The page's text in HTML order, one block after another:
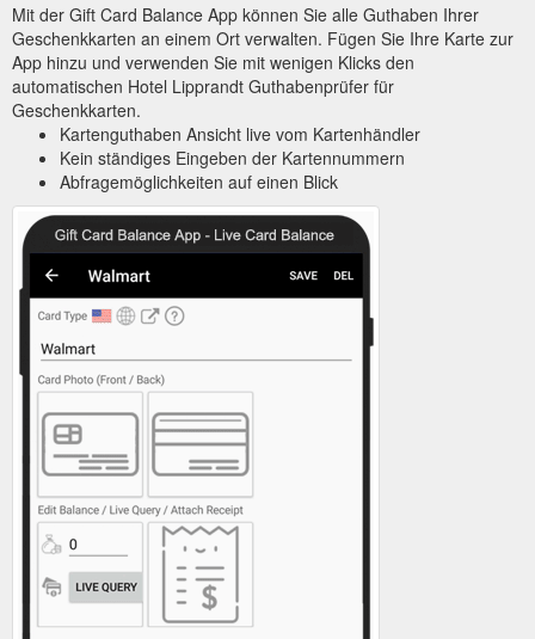
Mit der Gift Card Balance App können Sie alle Guthaben Ihrer
Geschenkkarten an einem Ort verwalten. Fügen Sie Ihre Karte zur
App hinzu und verwenden Sie mit wenigen Klicks den
automatischen Hotel Lipprandt Guthabenprüfer für
Geschenkkarten.
Kartenguthaben Ansicht live vom Kartenhändler
Kein ständiges Eingeben der Kartennummern
Abfragemöglichkeiten auf einen Blick